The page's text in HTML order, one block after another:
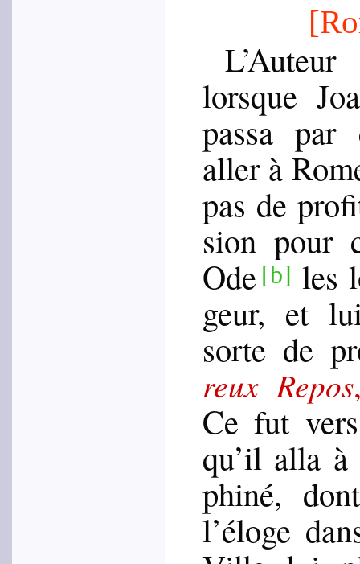
L’Auteur
lorsque
passa
aller à
pas de
sion pour
Ode [b] les
geur, et
sorte de
reux Repos
Ce fut
qu’il alla
phi­né,
l’éloge